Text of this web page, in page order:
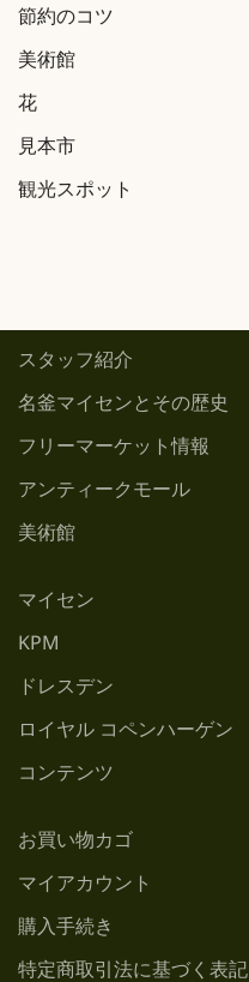
節約のコツ
美術館
花
見本市
観光スポット
スタッフ紹介
名釜マイセンとその歴史
フリーマーケット情報
アンティークモール
美術館
マイセン
KPM
ドレスデン
ロイヤル コペンハーゲン
コンテンツ
お買い物カゴ
マイアカウント
購入手続き